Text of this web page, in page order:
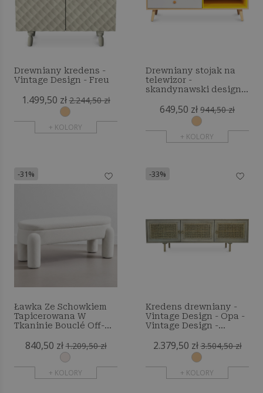
Drewniany kredens -
Vintage Design - Freu
1.499,50 zł 2.244,50 zł
+ KOLORY
Drewniany stojak na
telewizor -
skandynawski design -
649,50 zł 944,50 zł
+ KOLORY
-31%
Ławka Ze Schowkiem
Tapicerowana W
Tkaninie Bouclé Off-
Siedzisko Do Salonu I
Sypialni - Kylna
840,50 zł 1.209,50 zł
+ KOLORY
-33%
Kredens drewniany -
Vintage Design - Opa -
Vintage Design -
2.379,50 zł 3.504,50 zł
+ KOLORY